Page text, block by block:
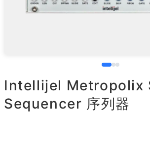
Intellijel Metropolix
Sequencer 序列器